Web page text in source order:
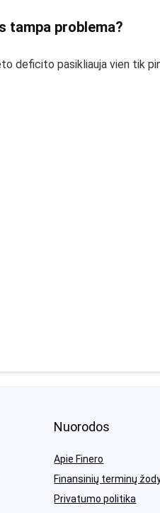
tampa problema?
deficito pasikliauja vien tik
Nuorodos
Apie Finero
Finansinių terminų
Privatumo politika